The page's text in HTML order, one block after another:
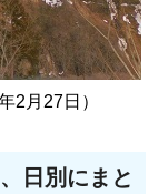
2月27日）
日別にまと